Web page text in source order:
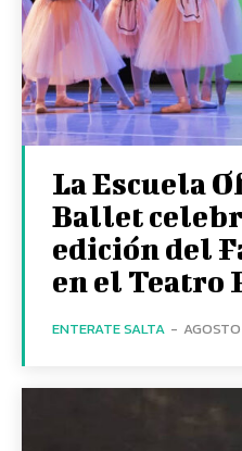
La Escuela
Ballet
edición del
en el Teatro
ENTERATE SALTA -